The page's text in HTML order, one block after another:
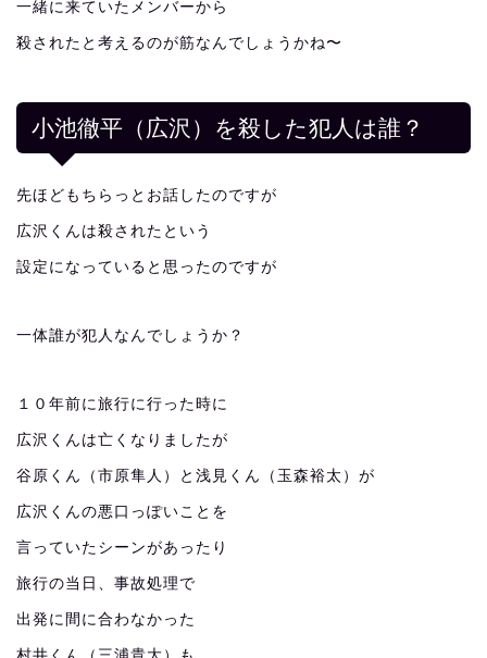
一緒に来ていたメンバーから
殺されたと考えるのが筋なんでしょうかね〜
小池徹平（広沢）を殺した犯人は誰？
先ほどもちらっとお話したのですが
広沢くんは殺されたという
設定になっていると思ったのですが
一体誰が犯人なんでしょうか？
１０年前に旅行に行った時に
広沢くんは亡くなりましたが
谷原くん（市原隼人）と浅見くん（玉森裕太）が
広沢くんの悪口っぽいことを
言っていたシーンがあったり
旅行の当日、事故処理で
出発に間に合わなかった